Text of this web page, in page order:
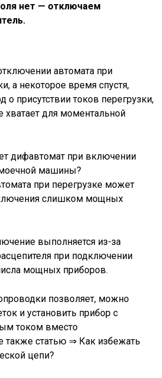
нет — отключаем
автомата при
а некоторое время спустя,
присутствии токов перегрузки,
для моментальной
при перегрузке может
слишком мощных
выполняется из-за
при подключении
мощных приборов.
позволяет, можно
и установить прибор с
током вместо
также статью ⇒ Как избежать
цепи?